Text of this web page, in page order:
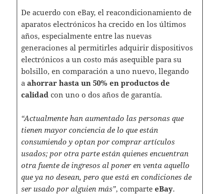
De acuerdo con eBay, el reacondicionamiento de
aparatos electrónicos ha crecido en los últimos
años, especialmente entre las nuevas
generaciones al permitirles adquirir dispositivos
electrónicos a un costo más asequible para su
bolsillo, en comparación a uno nuevo, llegando
a ahorrar hasta un 50% en productos de
calidad con uno o dos años de garantía.
“Actualmente han aumentado las personas que
tienen mayor conciencia de lo que están
consumiendo y optan por comprar artículos
usados; por otra parte están quienes encuentran
otra fuente de ingresos al poner en venta aquello
que ya no desean, pero que está en condiciones de
ser usado por alguien más”, comparte eBay.